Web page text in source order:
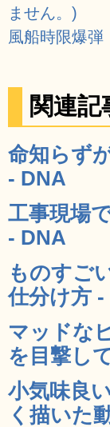
ません。)
風船時限爆弾
関連記
命知らず
- DNA
工事現場
- DNA
ものすご
仕分け方 -
マッドな
を目撃し
小気味良
く描いた